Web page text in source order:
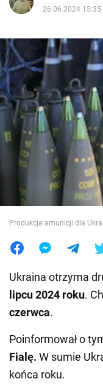
Życie
Polityka
Społeczeństwo
Wojna na Ukrainie
Świat
Jedzenie
26.06.2024 15:35
Produkcja amunicji dla
Ukraina otrzyma
lipcu 2024 roku.
czerwca.
Poinformował o
Fialę. W sumie
końca roku.